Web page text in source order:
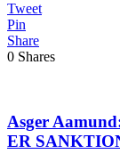
Tweet
Pin
Share
0 Shares
Asger
ER